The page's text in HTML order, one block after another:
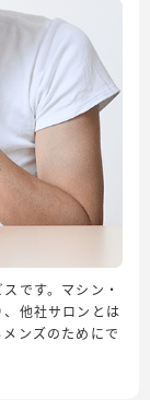
です。マシン・
他社サロンとは
ンズのためにで